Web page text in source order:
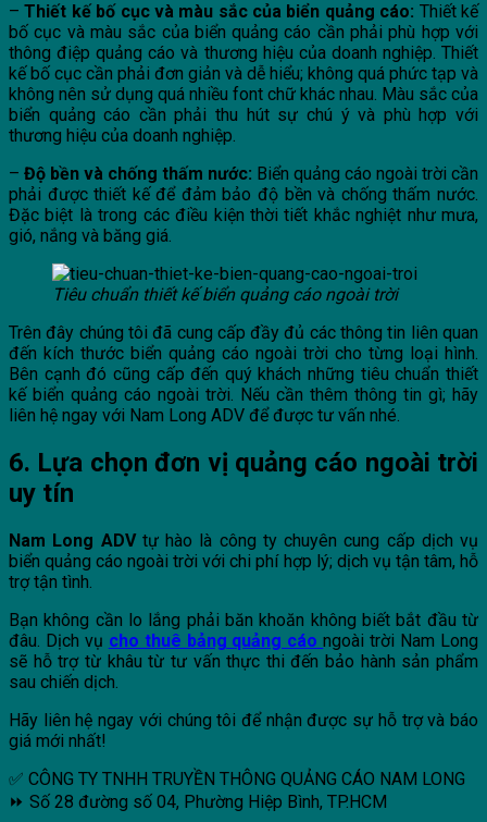
–Thiết kế bố cục và màu sắc của biển quảng cáo: Thiết kế
bố cục và màu sắc của biển quảng cáo cần phải phù hợp với
thông điệp quảng cáo và thương hiệu của doanh nghiệp. Thiết
kế bố cục cần phải đơn giản và dễ hiểu; không quá phức tạp và
không nên sử dụng quá nhiều font chữ khác nhau. Màu sắc của
biển quảng cáo cần phải thu hút sự chú ý và phù hợp với
thương hiệu của doanh nghiệp.
– Độ bền và chống thấm nước: Biển quảng cáo ngoài trời cần
phải được thiết kế để đảm bảo độ bền và chống thấm nước.
Đặc biệt là trong các điều kiện thời tiết khắc nghiệt như mưa,
gió, nắng và băng giá.
Tiêu chuẩn thiết kế biển quảng cáo ngoài trời
Trên đây chúng tôi đã cung cấp đầy đủ các thông tin liên quan
đến kích thước biển quảng cáo ngoài trời cho từng loại hình.
Bên cạnh đó cũng cấp đến quý khách những tiêu chuẩn thiết
kế biển quảng cáo ngoài trời. Nếu cần thêm thông tin gì; hãy
liên hệ ngay với Nam Long ADV để được tư vấn nhé.
6. Lựa chọn đơn vị quảng cáo ngoài trời
uy tín
Nam Long ADVtự hào là công ty chuyên cung cấp dịch vụ
biển quảng cáo ngoài trời với chi phí hợp lý; dịch vụ tận tâm, hỗ
trợ tận tình.
Bạn không cần lo lắng phải băn khoăn không biết bắt đầu từ
đâu. Dịch vụ cho thuê bảng quảng cáongoài trời Nam Long
sẽ hỗ trợ từ khâu từ tư vấn thực thi đến bảo hành sản phẩm
sau chiến dịch.
Hãy liên hệ ngay với chúng tôi để nhận được sự hỗ trợ và báo
giá mới nhất!
✅ CÔNG TY TNHH TRUYỀN THÔNG QUẢNG CÁO NAM LONG
⏩ Số 28 đường số 04, Phường Hiệp Bình, TP.HCM